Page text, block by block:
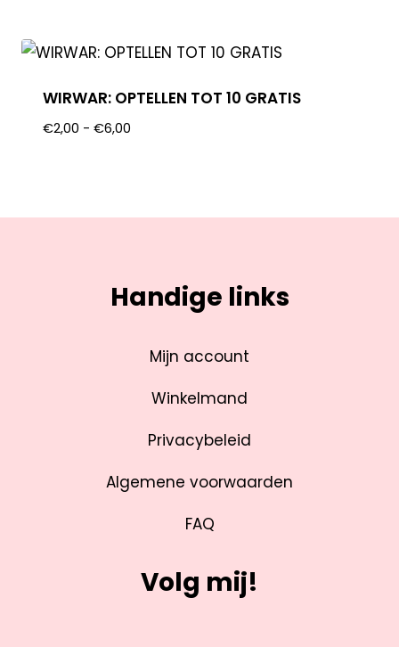
WIRWAR: OPTELLEN TOT 10 GRATIS
€2,00 - €6,00
Handige links
Mijn account
Winkelmand
Privacybeleid
Algemene voorwaarden
FAQ
Volg mij!